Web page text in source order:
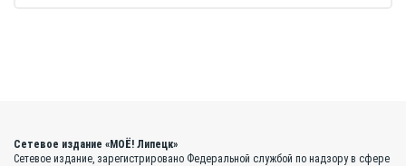
Сетевое издание «МОЁ! Липецк»
Сетевое издание, зарегистрировано Федеральной службой по надзору в сфере